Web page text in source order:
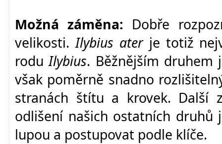
Možná záměna: Dobře
velikosti. Ilybius aterje totiž
roduIlybius. Běžnějším
však poměrně snadno
stranách štítu a krovek. Další
odlišení našich ostatních druhů
lupou a postupovat podle klíče.